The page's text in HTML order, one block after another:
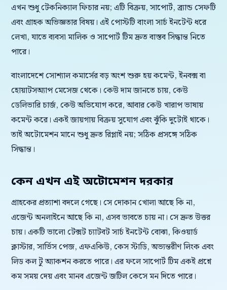
এখন শুধু টেকনিক্যাল ফিচার নয়; এটি বিক্রয়, সাপোর্ট, ব্র্যান্ড সেফটি
এবং গ্রাহক অভিজ্ঞতার বিষয়। এই পোস্টটি বাংলা সার্চ ইনটেন্ট ধরে
লেখা, যাতে ব্যবসা মালিক ও সাপোর্ট টিম দ্রুত বাস্তব সিদ্ধান্ত নিতে
পারে।
বাংলাদেশে সোশ্যাল কমার্সের বড় অংশ শুরু হয় কমেন্ট, ইনবক্স বা
হোয়াটসঅ্যাপ মেসেজ থেকে। কেউ দাম জানতে চায়, কেউ
ডেলিভারি চার্জ, কেউ অভিযোগ করে, আবার কেউ খারাপ ভাষায়
কমেন্ট করে। একই জায়গায় বিক্রয় সুযোগ এবং ঝুঁকি দুটোই থাকে।
তাই অটোমেশন মানে শুধু দ্রুত রিপ্লাই নয়; সঠিক প্রসঙ্গে সঠিক
সিদ্ধান্ত।
কেন এখন এই অটোমেশন দরকার
গ্রাহকের প্রত্যাশা বদলে গেছে। সে দোকান খোলা আছে কি না,
এজেন্ট অনলাইনে আছে কি না, এসব ভাবতে চায় না। সে দ্রুত উত্তর
চায়। একটি ভালো টেক্সট চ্যাটবট সার্চ ইনটেন্ট বোঝা, কিওয়ার্ড
ক্লাস্টার, সার্ভিস পেজ, এফএকিউ, কেস স্টাডি, অভ্যন্তরীণ লিংক এবং
লিড কল টু অ্যাকশন করতে পারে। এর ফলে সাপোর্ট টিম একই প্রশ্নে
কম সময় দেয় এবং মানব এজেন্ট জটিল কেসে মন দিতে পারে।